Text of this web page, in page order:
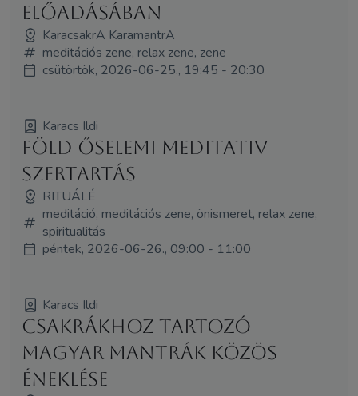
előadásában
KaracsakrA KaramantrA
meditációs zene, relax zene, zene
csütörtök, 2026-06-25., 19:45 - 20:30
Karacs Ildi
Föld őselemi meditativ
szertartás
RITUÁLÉ
meditáció, meditációs zene, önismeret, relax zene,
spiritualitás
péntek, 2026-06-26., 09:00 - 11:00
Karacs Ildi
Csakrákhoz tartozó
Magyar Mantrák közös
éneklése